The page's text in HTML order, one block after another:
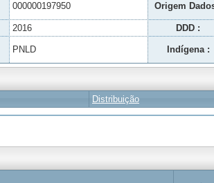
000000197950 Origem
2016 DDD :
PNLD Indígena :
Distribuição